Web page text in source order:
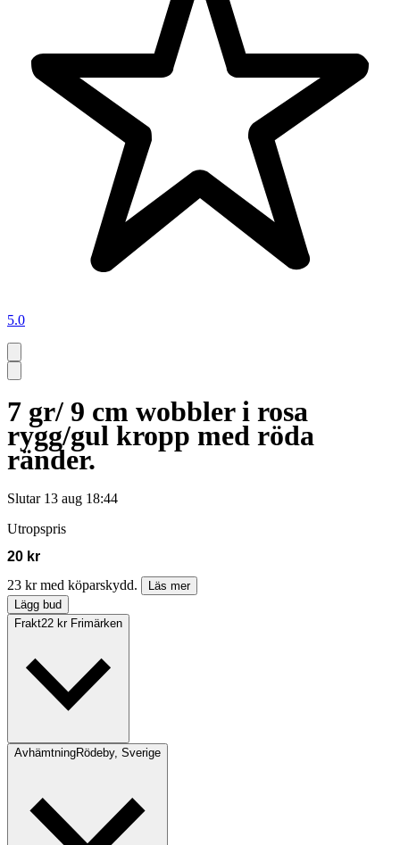
5.0
7 gr/ 9 cm wobbler i rosa
rygg/gul kropp med röda
ränder.
Slutar 13 aug 18:44
Utropspris
20 kr
23 kr med köparskydd.
Läs mer
Lägg bud
Frakt22 kr Frimärken
AvhämtningRödeby, Sverige